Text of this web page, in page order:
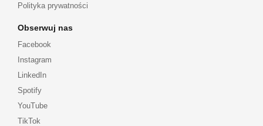
Polityka prywatności
Obserwuj nas
Facebook
Instagram
LinkedIn
Spotify
YouTube
TikTok